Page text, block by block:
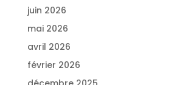
juin 2026
mai 2026
avril 2026
février 2026